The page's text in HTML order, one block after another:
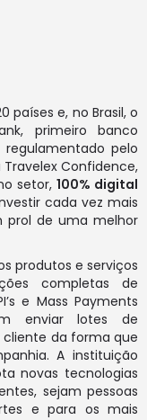
países e, no Brasil, o
primeiro banco
pelo
Confidence,
setor, 100% digital
cada vez mais
prol de uma melhor
produtos e serviços
completas de
e Mass Payments
enviar lotes de
cliente da forma que
A instituição
novas tecnologias
sejam pessoas
e para os mais